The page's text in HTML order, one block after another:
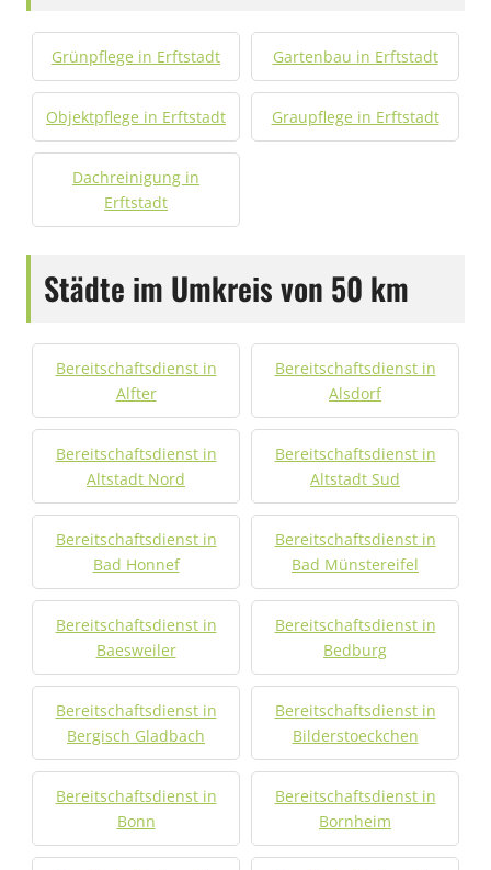
Grünpflege in Erftstadt Gartenbau in Erftstadt
Objektpflege in Erftstadt Graupflege in Erftstadt
Dachreinigung in
Erftstadt
Städte im Umkreis von 50 km
Bereitschaftsdienst in
Alfter
Bereitschaftsdienst in
Alsdorf
Bereitschaftsdienst in
Altstadt Nord
Bereitschaftsdienst in
Altstadt Sud
Bereitschaftsdienst in
Bad Honnef
Bereitschaftsdienst in
Bad Münstereifel
Bereitschaftsdienst in
Baesweiler
Bereitschaftsdienst in
Bedburg
Bereitschaftsdienst in
Bergisch Gladbach
Bereitschaftsdienst in
Bilderstoeckchen
Bereitschaftsdienst in
Bonn
Bereitschaftsdienst in
Bornheim